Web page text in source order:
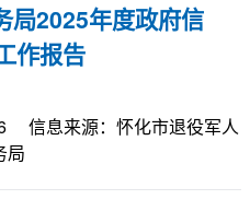
局2025年度政府信
作报告
信息来源：怀化市退役军人
局